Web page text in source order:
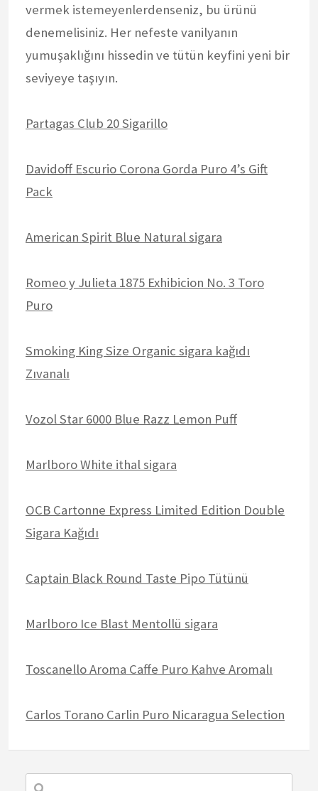
vermek istemeyenlerdenseniz, bu ürünü
denemelisiniz. Her nefeste vanilyanın
yumuşaklığını hissedin ve tütün keyfini yeni bir
seviyeye taşıyın.
Partagas Club 20 Sigarillo
Davidoff Escurio Corona Gorda Puro 4’s Gift
Pack
American Spirit Blue Natural sigara
Romeo y Julieta 1875 Exhibicion No. 3 Toro
Puro
Smoking King Size Organic sigara kağıdı
Zıvanalı
Vozol Star 6000 Blue Razz Lemon Puff
Marlboro White ithal sigara
OCB Cartonne Express Limited Edition Double
Sigara Kağıdı
Captain Black Round Taste Pipo Tütünü
Marlboro Ice Blast Mentollü sigara
Toscanello Aroma Caffe Puro Kahve Aromalı
Carlos Torano Carlin Puro Nicaragua Selection